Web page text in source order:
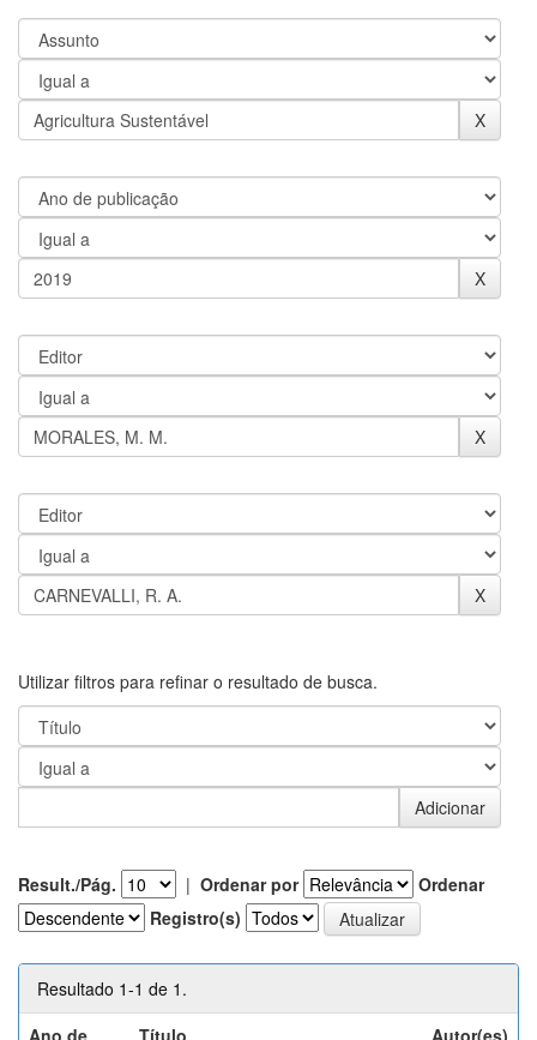
Utilizar filtros para refinar o resultado de busca.
Result./Pág. | Ordenar por
Ordenar
Registro(s)
Resultado 1-1 de 1.
Ano de
Título Autor(es)